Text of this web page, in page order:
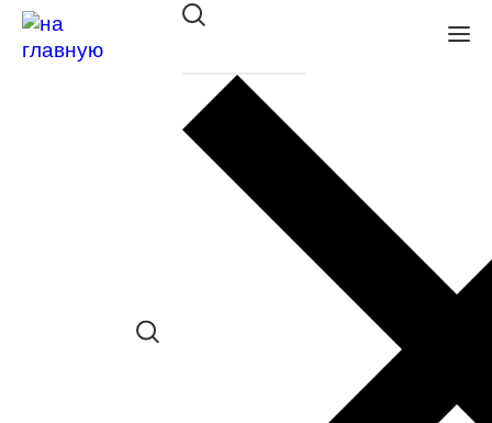
Оправа Pierre Cardin 8507 807
в наличии (Больше 5 шт.) *наличие
товара в конкретном салоне
необходимо уточнять отдельно
Сравнить товар